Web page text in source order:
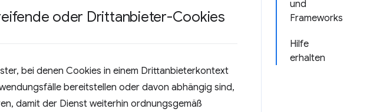
und
Frameworks
Hilfe
erhalten
oder Drittanbieter-Cookies
bei denen Cookies in einem Drittanbieterkontext
bereitstellen oder davon abhängig sind,
damit der Dienst weiterhin ordnungsgemäß